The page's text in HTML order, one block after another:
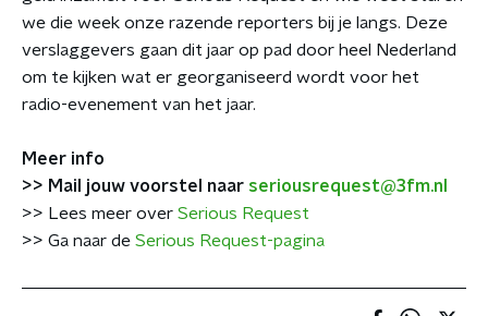
we die week onze razende reporters bij je langs. Deze
verslaggevers gaan dit jaar op pad door heel Nederland
om te kijken wat er georganiseerd wordt voor het
radio-evenement van het jaar.
Meer info
>> Mail jouw voorstel naar seriousrequest@3fm.nl
>> Lees meer over Serious Request
>> Ga naar de Serious Request-pagina